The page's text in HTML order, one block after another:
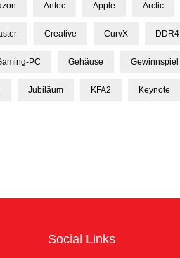
Antec Apple Arctic
Creative CurvX DDR4
PC Gehäuse Gewinnspiel
Jubiläum KFA2 Keynote
Social Links